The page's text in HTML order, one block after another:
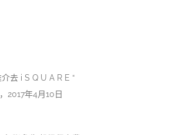
去 i S Q U A R E “
2017年4月10日